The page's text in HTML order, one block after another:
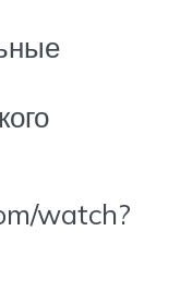
watch?